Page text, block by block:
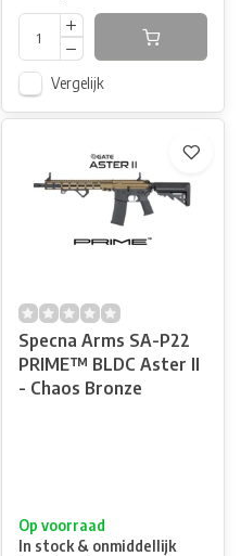
Vergelijk
Specna Arms SA-P22
PRIME™ BLDC Aster II
- Chaos Bronze
Op voorraad
In stock & onmiddellijk